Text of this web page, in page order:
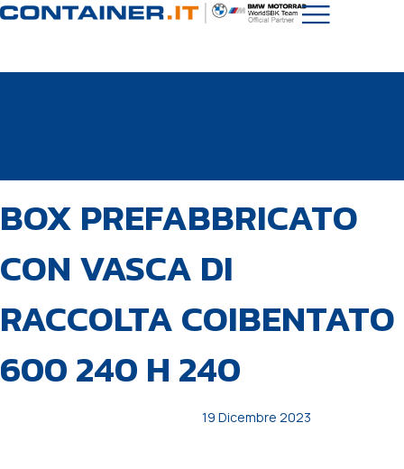
IN:
BOX PREFABBRICATO
CON VASCA DI
RACCOLTA COIBENTATO
600 240 H 240
il:
19 Dicembre 2023